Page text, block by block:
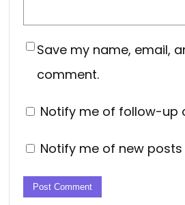
Save my name, email,
comment.
Notify me of follow-up
Notify me of new posts